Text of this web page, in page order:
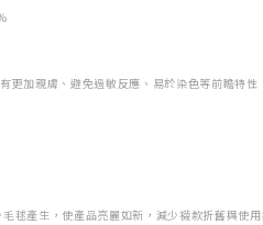
更加親膚、避免過敏反應、易於染色等前瞻特性
毬產生，使產品亮麗如新，減少襪款折舊與使